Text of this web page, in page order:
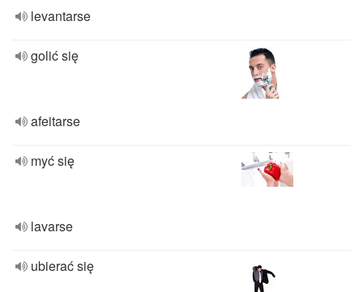
levantarse
golić się
afeitarse
myć się
lavarse
ubierać się